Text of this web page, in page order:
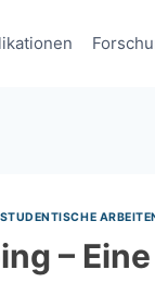
STUDENTISCHE
–